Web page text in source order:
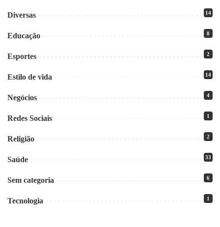
Diversas 14
Educação 8
Esportes 2
Estilo de vida 14
Negócios 4
Redes Sociais 1
Religião 2
Saúde 33
Sem categoria 6
Tecnologia 1